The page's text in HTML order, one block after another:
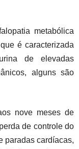
metabólica
é caracterizada
de elevadas
alguns são
nove meses de
de controle do
paradas cardíacas,